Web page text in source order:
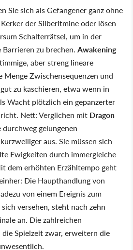
Sie sich als Gefangener ganz ohne
der Silberitmine oder lösen
Schalterrätsel, um in der
zu brechen. Awakening
aber streng lineare
Menge Zwischensequenzen und
zu kaschieren, etwa wenn in
Wacht plötzlich ein gepanzerter
Nett: Verglichen mit Dragon
gelungenen
aus. Sie müssen sich
Ewigkeiten durch immergleiche
dem erhöhten Erzähltempo geht
Die Haupthandlung von
von einem Ereignis zum
versehen, steht nach zehn
an. Die zahlreichen
Spielzeit zwar, erweitern die